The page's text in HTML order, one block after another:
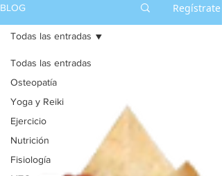
BLOG Regístrate
Todas las entradas
Osteopatía
Yoga y Reiki
Ejercicio
Nutrición
Fisiología
Todas las entradas